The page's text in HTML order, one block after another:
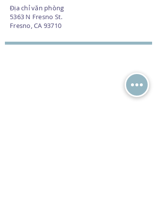
Địa chỉ văn phòng
5363 N Fresno St.
Fresno, CA 93710